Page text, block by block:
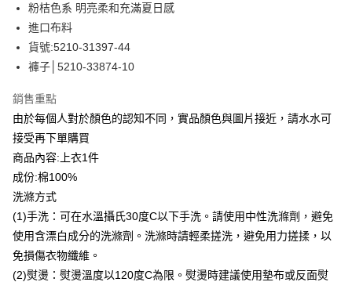
國泰世華商業銀行
臺灣中小企業銀行
匯豐（台灣）商業銀行
聯邦商業銀行
元大商業銀行
台新國際商業銀行
台灣樂天信用卡公司
街口支付
悠遊付
全盈+PAY
ATM付款
貨到付款
運送方式
付款後全家取貨
每筆NT$80，滿NT$399(含以上)免運費
付款後7-11取貨
每筆NT$80，滿NT$888(含以上)免運費
粉桔色系 明亮柔和充滿夏日感
進口布料
貨號:5210-31397-44
褲子│5210-33874-10
銷售重點
由於每個人對於顏色的認知不同，實品顏色與圖片接近，請水水可
接受再下單購買
商品內容:上衣1件
成份:棉100%
洗滌方式
(1)手洗：可在水溫攝氏30度C以下手洗。請使用中性洗滌劑，避免
使用含漂白成分的洗滌劑。洗滌時請輕柔搓洗，避免用力搓揉，以
免損傷衣物纖維。
(2)熨燙：熨燙溫度以120度C為限。熨燙時建議使用墊布或反面熨